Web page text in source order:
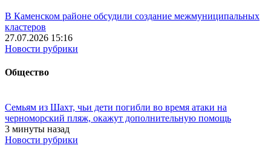
В Каменском районе обсудили создание межмуниципальных
кластеров
27.07.2026 15:16
Новости рубрики
Общество
Семьям из Шахт, чьи дети погибли во время атаки на
черноморский пляж, окажут дополнительную помощь
3 минуты назад
Новости рубрики